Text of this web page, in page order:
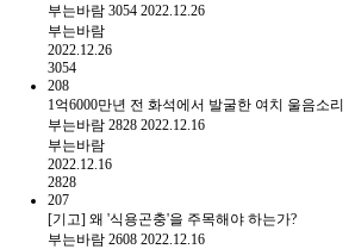
부는바람 3054 2022.12.26
부는바람
2022.12.26
3054
208
1억6000만년 전 화석에서 발굴한 여치 울음소리
부는바람 2828 2022.12.16
부는바람
2022.12.16
2828
207
[기고] 왜 '식용곤충'을 주목해야 하는가?
부는바람 2608 2022.12.16